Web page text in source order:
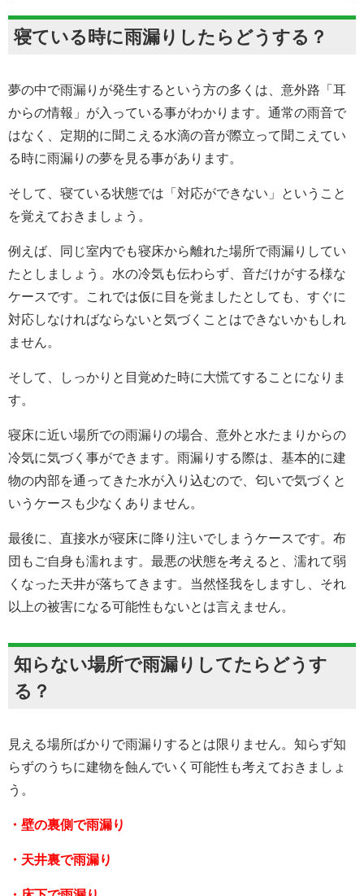
寝ている時に雨漏りしたらどうする？
夢の中で雨漏りが発生するという方の多くは、意外路「耳
からの情報」が入っている事がわかります。通常の雨音で
はなく、定期的に聞こえる水滴の音が際立って聞こえてい
る時に雨漏りの夢を見る事があります。
そして、寝ている状態では「対応ができない」ということ
を覚えておきましょう。
例えば、同じ室内でも寝床から離れた場所で雨漏りしてい
たとしましょう。水の冷気も伝わらず、音だけがする様な
ケースです。これでは仮に目を覚ましたとしても、すぐに
対応しなければならないと気づくことはできないかもしれ
ません。
そして、しっかりと目覚めた時に大慌てすることになりま
す。
寝床に近い場所での雨漏りの場合、意外と水たまりからの
冷気に気づく事ができます。雨漏りする際は、基本的に建
物の内部を通ってきた水が入り込むので、匂いで気づくと
いうケースも少なくありません。
最後に、直接水が寝床に降り注いでしまうケースです。布
団もご自身も濡れます。最悪の状態を考えると、濡れて弱
くなった天井が落ちてきます。当然怪我をしますし、それ
以上の被害になる可能性もないとは言えません。
知らない場所で雨漏りしてたらどうす
る？
見える場所ばかりで雨漏りするとは限りません。知らず知
らずのうちに建物を蝕んでいく可能性も考えておきましょ
う。
・壁の裏側で雨漏り
・天井裏で雨漏り